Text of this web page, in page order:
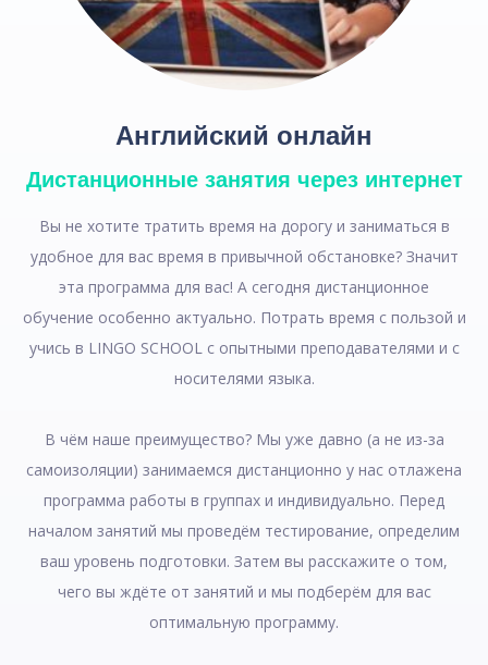
Английский онлайн
Дистанционные занятия через интернет
Вы не хотите тратить время на дорогу и заниматься в
удобное для вас время в привычной обстановке? Значит
эта программа для вас! А сегодня дистанционное
обучение особенно актуально. Потрать время с пользой и
учись в LINGO SCHOOL с опытными преподавателями и с
носителями языка.
В чём наше преимущество? Мы уже давно (а не из-за
самоизоляции) занимаемся дистанционно у нас отлажена
программа работы в группах и индивидуально. Перед
началом занятий мы проведём тестирование, определим
ваш уровень подготовки. Затем вы расскажите о том,
чего вы ждёте от занятий и мы подберём для вас
оптимальную программу.